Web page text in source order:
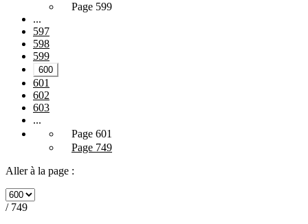
Page 599
...
597
598
599
600
601
602
603
...
Page 601
Page 749
Aller à la page :
/ 749